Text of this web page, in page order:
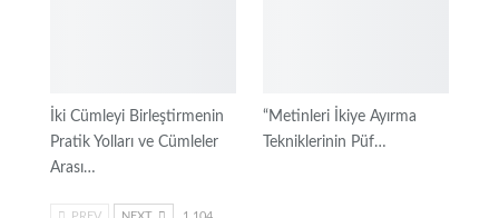
İki Cümleyi Birleştirmenin
Pratik Yolları ve Cümleler
Arası…
“Metinleri İkiye Ayırma
Tekniklerinin Püf…